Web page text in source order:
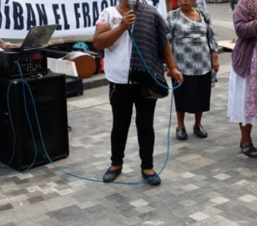
Instalan señalética en el Ávila Camacho
Ca7riel y Paco conquistan México
Quinto Patio